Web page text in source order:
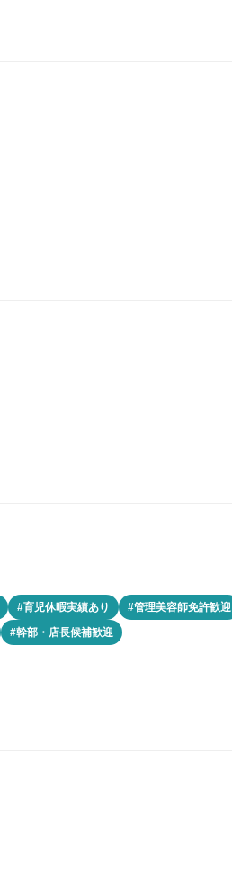
#育児休暇実績あり
#管理美容師免許歓迎
#幹部・店長候補歓迎